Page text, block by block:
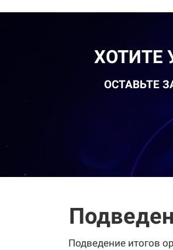
ХОТИТЕ
ОСТАВЬТЕ
Подведение итогов